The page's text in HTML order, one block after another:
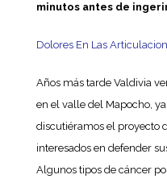
minutos antes de
Dolores En Las
Años más tarde Valdivia
en el valle del Mapocho,
discutiéramos el proyecto
interesados en defender
Algunos tipos de cáncer